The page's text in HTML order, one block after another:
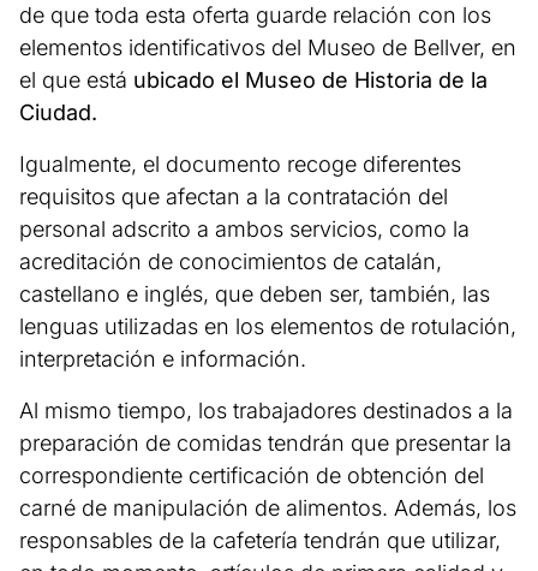
de que toda esta oferta guarde relación con los
elementos identificativos del Museo de Bellver, en
el que está ubicado el Museo de Historia de la
Ciudad.
Igualmente, el documento recoge diferentes
requisitos que afectan a la contratación del
personal adscrito a ambos servicios, como la
acreditación de conocimientos de catalán,
castellano e inglés, que deben ser, también, las
lenguas utilizadas en los elementos de rotulación,
interpretación e información.
Al mismo tiempo, los trabajadores destinados a la
preparación de comidas tendrán que presentar la
correspondiente certificación de obtención del
carné de manipulación de alimentos. Además, los
responsables de la cafetería tendrán que utilizar,